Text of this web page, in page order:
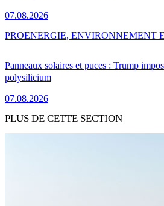
07.08.2026
Panneaux solaires et puces : Trump
polysilicium
07.08.2026
PROENERGIE, ENVIRONNEMENT
PLUS DE CETTE SECTION